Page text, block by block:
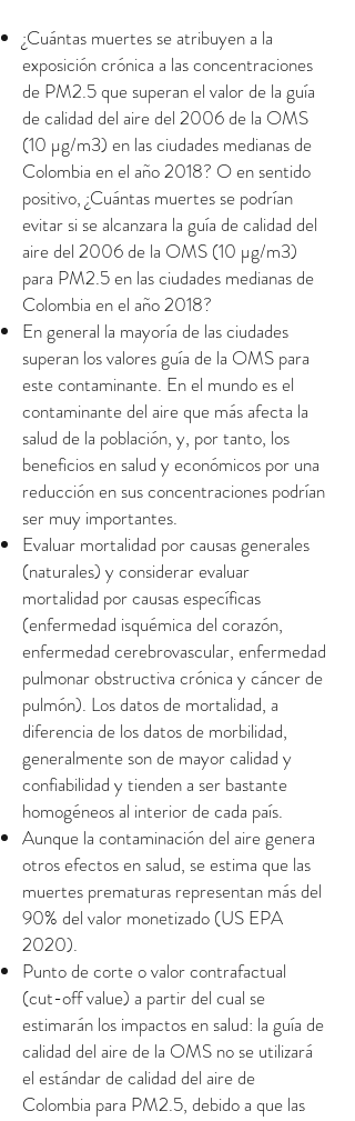
¿Cuántas muertes se atribuyen a la
exposición crónica a las concentraciones
de PM2.5 que superan el valor de la guía
de calidad del aire del 2006 de la OMS
(10 µg/m3) en las ciudades medianas de
Colombia en el año 2018? O en sentido
positivo, ¿Cuántas muertes se podrían
evitar si se alcanzara la guía de calidad del
aire del 2006 de la OMS (10 µg/m3)
para PM2.5 en las ciudades medianas de
Colombia en el año 2018?
En general la mayoría de las ciudades
superan los valores guía de la OMS para
este contaminante. En el mundo es el
contaminante del aire que más afecta la
salud de la población, y, por tanto, los
beneficios en salud y económicos por una
reducción en sus concentraciones podrían
ser muy importantes.
Evaluar mortalidad por causas generales
(naturales) y considerar evaluar
mortalidad por causas específicas
(enfermedad isquémica del corazón,
enfermedad cerebrovascular, enfermedad
pulmonar obstructiva crónica y cáncer de
pulmón). Los datos de mortalidad, a
diferencia de los datos de morbilidad,
generalmente son de mayor calidad y
confiabilidad y tienden a ser bastante
homogéneos al interior de cada país.
Aunque la contaminación del aire genera
otros efectos en salud, se estima que las
muertes prematuras representan más del
90% del valor monetizado (US EPA
2020).
Punto de corte o valor contrafactual
(cut-off value) a partir del cual se
estimarán los impactos en salud: la guía de
calidad del aire de la OMS no se utilizará
el estándar de calidad del aire de
Colombia para PM2.5, debido a que las